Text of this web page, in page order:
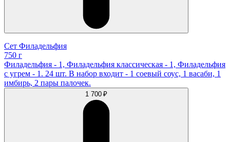
Сет Филадельфия
750 г
Филадельфия - 1, Филадельфия классическая - 1, Филадельфия
с угрем - 1. 24 шт. В набор входит - 1 соевый соус, 1 васаби, 1
имбирь, 2 пары палочек.
1 700 ₽